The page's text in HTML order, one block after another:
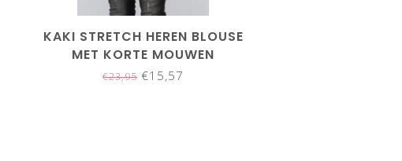
KAKI STRETCH HEREN BLOUSE
MET KORTE MOUWEN
€23,95€15,57